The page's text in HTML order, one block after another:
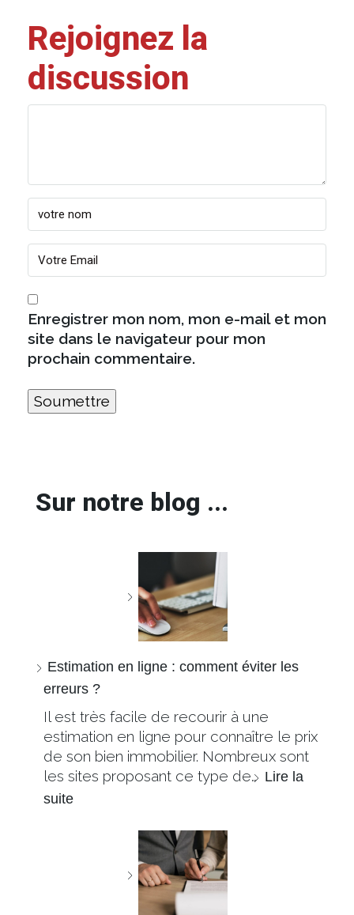
Rejoignez la
discussion
Enregistrer mon nom, mon e-mail et mon
site dans le navigateur pour mon
prochain commentaire.
Sur notre blog ...
Estimation en ligne : comment éviter les
erreurs ?
Il est très facile de recourir à une
estimation en ligne pour connaître le prix
de son bien immobilier. Nombreux sont
les sites proposant ce type de… Lire la
suite